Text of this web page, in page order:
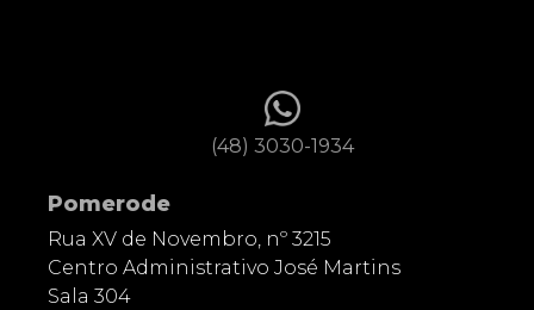
(48) 3030-1934
Pomerode
Rua XV de Novembro, nº 3215
Centro Administrativo José Martins
Sala 304